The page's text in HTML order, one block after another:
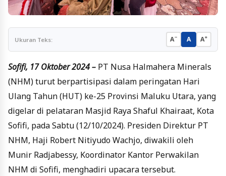
Ukuran Teks: A− A A+
Sofifi, 17 Oktober 2024 – PT Nusa Halmahera Minerals
(NHM) turut berpartisipasi dalam peringatan Hari
Ulang Tahun (HUT) ke-25 Provinsi Maluku Utara, yang
digelar di pelataran Masjid Raya Shaful Khairaat, Kota
Sofifi, pada Sabtu (12/10/2024). Presiden Direktur PT
NHM, Haji Robert Nitiyudo Wachjo, diwakili oleh
Munir Radjabessy, Koordinator Kantor Perwakilan
NHM di Sofifi, menghadiri upacara tersebut.